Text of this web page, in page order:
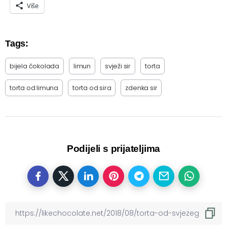
Više
Tags:
bijela čokolada limun svježi sir torta
torta od limuna torta od sira zdenka sir
Podijeli s prijateljima